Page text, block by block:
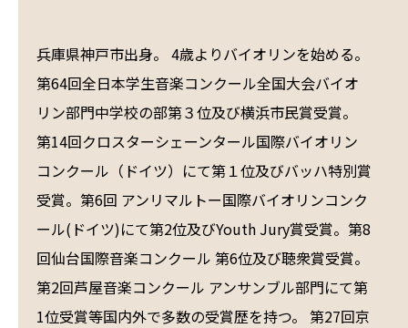
兵庫県神戸市出身。 4歳よりバイオリンを始める。
第64回全日本学生音楽コンクール全国大会バイオ
リン部門中学校の部第３位及び横浜市民賞受賞。
第14回クロスターシェーンタール国際バイオリン
コンクール（ドイツ）にて第１位及びバッハ特別賞
受賞。第6回 アンリマルトー国際バイオリンコンク
ール(ドイツ)にて第2位及びYouth Jury賞受賞。第8
回仙台国際音楽コンクール 第6位及び聴衆賞受賞。
第2回芦屋音楽コンクール アンサンブル部門にて第
1位受賞等国内外で多数の受賞歴を持つ。 第27回京